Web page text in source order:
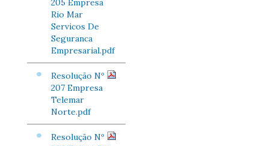
205 Empresa
Rio Mar
Servicos De
Seguranca
Empresarial.pdf
Resolução Nº
207 Empresa
Telemar
Norte.pdf
Resolução Nº